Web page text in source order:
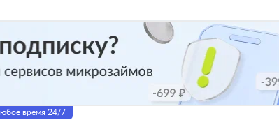
время 24/7